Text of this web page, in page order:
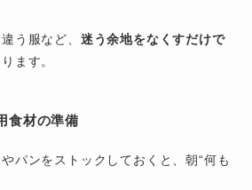
う服など、 迷う余地をなくすだけで
ます。
食材の準備
パンをストックしておくと、朝“何も